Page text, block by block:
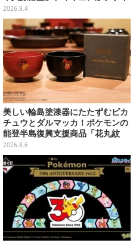
ズ展開！ビッグサイズの「筋斗
雲」エアぐるみも
2026.8.4
美しい輪島塗漆器にたたずむピカ
チュウとダルマッカ！ポケモンの
能登半島復興支援商品「花丸紋
椀」が8月8日発売
2026.8.6